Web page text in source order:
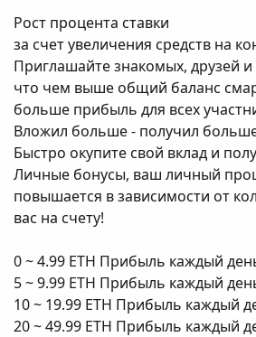
Рост процента ставки
за счет увеличения средств на
Приглашайте знакомых, друзей
что чем выше общий баланс
больше прибыль для всех
Вложил больше - получил
Быстро окупите свой вклад и
Личные бонусы, ваш личный
повышается в зависимости от
вас на счету!
0 ~ 4.99 ETH Прибыль каждый
5 ~ 9.99 ETH Прибыль каждый
10 ~ 19.99 ETH Прибыль каждый
20 ~ 49.99 ETH Прибыль каждый